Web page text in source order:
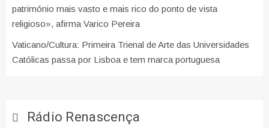
património mais vasto e mais rico do ponto de vista
religioso», afirma Varico Pereira
Vaticano/Cultura: Primeira Trienal de Arte das Universidades
Católicas passa por Lisboa e tem marca portuguesa
Rádio Renascença